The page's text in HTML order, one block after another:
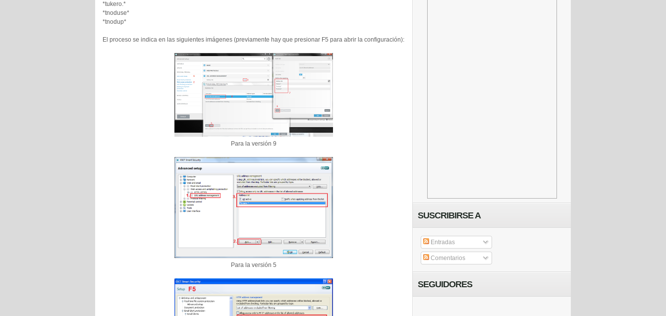
*tukero.*
*tnoduse*
*tnodup*
El proceso se indica en las siguientes imágenes (previamente hay que presionar F5 para abrir la configuración):
Para la versión 9
Para la versión 5
SUSCRIBIRSE A
Entradas
Comentarios
SEGUIDORES